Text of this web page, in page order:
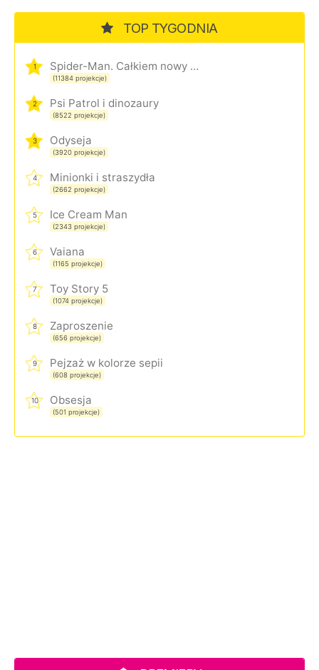
TOP TYGODNIA
1 Spider-Man. Całkiem nowy dzień
(11384 projekcje)
2 Psi Patrol i dinozaury
(8522 projekcje)
3 Odyseja
(3920 projekcje)
4 Minionki i straszydła
(2662 projekcje)
5 Ice Cream Man
(2343 projekcje)
6 Vaiana
(1165 projekcje)
7 Toy Story 5
(1074 projekcje)
8 Zaproszenie
(656 projekcje)
9 Pejzaż w kolorze sepii
(608 projekcje)
10 Obsesja
(501 projekcje)